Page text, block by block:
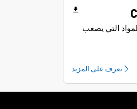
file_download
التي يصعب
تعرف على المزيد